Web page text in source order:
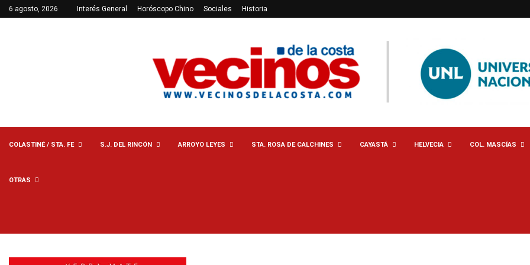
6 agosto, 2026 Interés General Horóscopo Chino Sociales Historia
COLASTINÉ / STA. FE S.J. DEL RINCÓN ARROYO LEYES STA. ROSA DE CALCHINES CAYASTÁ HELVECIA COL. MASCÍAS
OTRAS